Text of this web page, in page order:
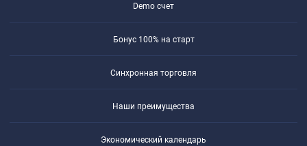
Demo счет
Бонус 100% на старт
Синхронная торговля
Наши преимущества
Экономический календарь